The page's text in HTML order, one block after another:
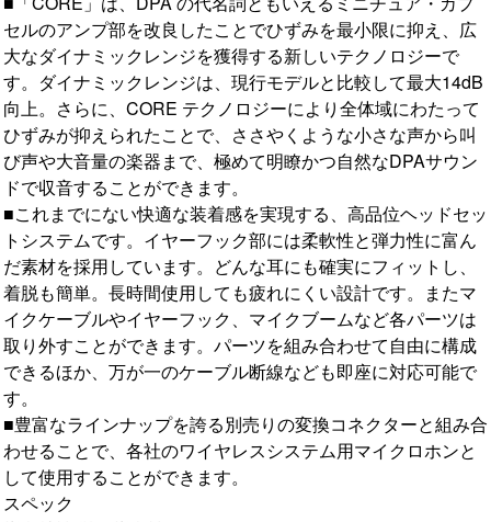
セルのアンプ部を改良したことでひずみを最小限に抑え、広
大なダイナミックレンジを獲得する新しいテクノロジーで
す。ダイナミックレンジは、現行モデルと比較して最大14dB
向上。さらに、CORE テクノロジーにより全体域にわたって
ひずみが抑えられたことで、ささやくような小さな声から叫
び声や大音量の楽器まで、極めて明瞭かつ自然なDPAサウン
ドで収音することができます。
■これまでにない快適な装着感を実現する、高品位ヘッドセッ
トシステムです。イヤーフック部には柔軟性と弾力性に富ん
だ素材を採用しています。どんな耳にも確実にフィットし、
着脱も簡単。長時間使用しても疲れにくい設計です。またマ
イクケーブルやイヤーフック、マイクブームなど各パーツは
取り外すことができます。パーツを組み合わせて自由に構成
できるほか、万が一のケーブル断線なども即座に対応可能で
す。
■豊富なラインナップを誇る別売りの変換コネクターと組み合
わせることで、各社のワイヤレスシステム用マイクロホンと
して使用することができます。
スペック